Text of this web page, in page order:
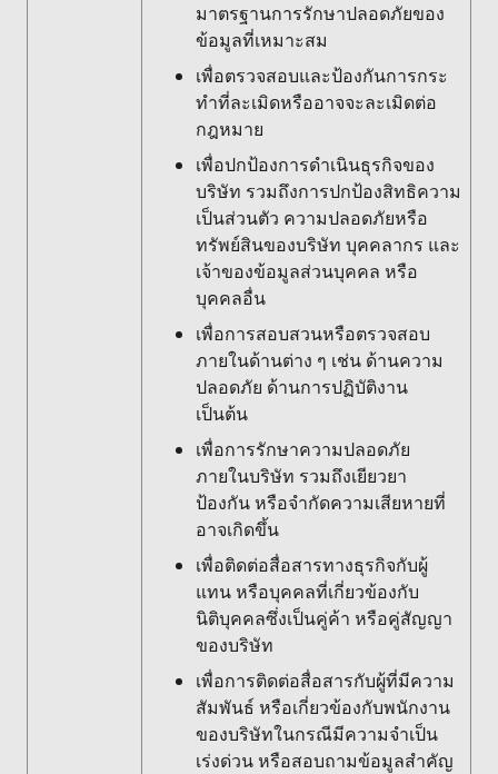
มาตรฐานการรักษาปลอดภัยของ
ข้อมูลที่เหมาะสม
เพื่อตรวจสอบและป้องกันการกระ
ทำที่ละเมิดหรืออาจจะละเมิดต่อ
กฎหมาย
เพื่อปกป้องการดำเนินธุรกิจของ
บริษัท รวมถึงการปกป้องสิทธิความ
เป็นส่วนตัว ความปลอดภัยหรือ
ทรัพย์สินของบริษัท บุคคลากร และ
เจ้าของข้อมูลส่วนบุคคล หรือ
บุคคลอื่น
เพื่อการสอบสวนหรือตรวจสอบ
ภายในด้านต่าง ๆ เช่น ด้านความ
ปลอดภัย ด้านการปฏิบัติงาน
เป็นต้น
เพื่อการรักษาความปลอดภัย
ภายในบริษัท รวมถึงเยียวยา
ป้องกัน หรือจำกัดความเสียหายที่
อาจเกิดขึ้น
เพื่อติดต่อสื่อสารทางธุรกิจกับผู้
แทน หรือบุคคลที่เกี่ยวข้องกับ
นิติบุคคลซึ่งเป็นคู่ค้า หรือคู่สัญญา
ของบริษัท
เพื่อการติดต่อสื่อสารกับผู้ที่มีความ
สัมพันธ์ หรือเกี่ยวข้องกับพนักงาน
ของบริษัทในกรณีมีความจำเป็น
เร่งด่วน หรือสอบถามข้อมูลสำคัญ